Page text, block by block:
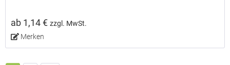
ab 1,14 €zzgl. MwSt.
Merken